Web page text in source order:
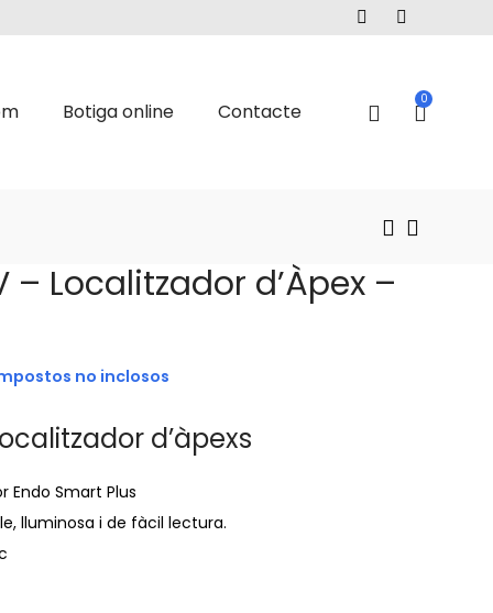
Botiga online Contacte
0
– Localitzador d’Àpex –
no inclosos
d’àpexs
Smart Plus
lluminosa i de fàcil lectura.